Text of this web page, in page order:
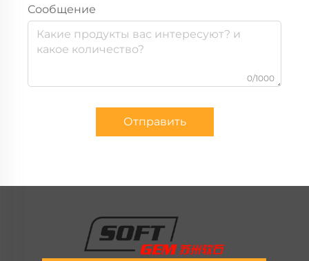
Сообщение
0/1000
Отправить